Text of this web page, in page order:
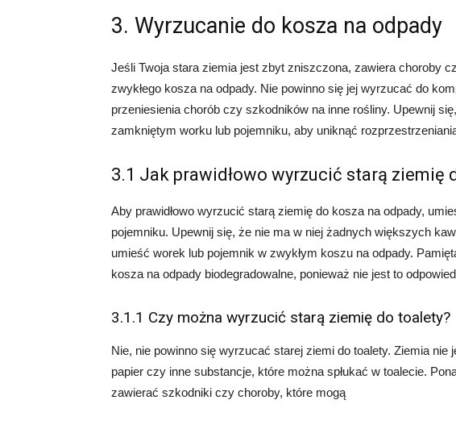
3. Wyrzucanie do kosza na odpady
Jeśli Twoja stara ziemia jest zbyt zniszczona, zawiera choroby
zwykłego kosza na odpady. Nie powinno się jej wyrzucać do
przeniesienia chorób czy szkodników na inne rośliny. Upewnij
zamkniętym worku lub pojemniku, aby uniknąć
3.1 Jak prawidłowo wyrzucić starą ziemię
Aby prawidłowo wyrzucić starą ziemię do kosza na odpady,
pojemniku. Upewnij się, że nie ma w niej żadnych większych
umieść worek lub pojemnik w zwykłym koszu na odpady.
kosza na odpady biodegradowalne, ponieważ nie jest to
3.1.1 Czy można wyrzucić starą ziemię do toalety?
Nie, nie powinno się wyrzucać starej ziemi do toalety. Ziemia nie
papier czy inne substancje, które można spłukać w toalecie.
zawierać szkodniki czy choroby, które mogą